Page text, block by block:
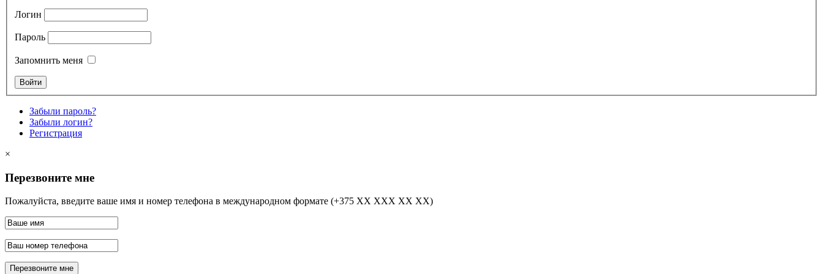
Логин
Пароль
Запомнить меня
Забыли пароль?
Забыли логин?
Регистрация
×
Перезвоните мне
Пожалуйста, введите ваше имя и номер телефона в международном формате (+375 ХХ ХХХ ХХ ХХ)